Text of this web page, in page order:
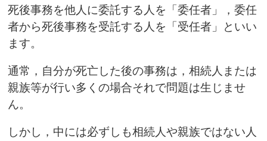
死後事務を他人に委託する人を「委任者」，委任
者から死後事務を受託する人を「受任者」といい
ます。
通常，自分が死亡した後の事務は，相続人または
親族等が行い多くの場合それで問題は生じませ
ん。
しかし，中には必ずしも相続人や親族ではない人